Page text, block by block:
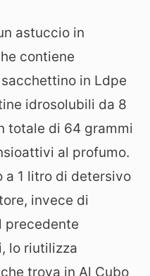
astuccio in
contiene
in Ldpe
idrosolubili da 8
totale di 64 grammi
al profumo.
a 1 litro di detersivo
invece di
precedente
lo riutilizza
trova in Al Cubo